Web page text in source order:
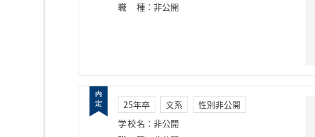
職種 ： 非公開
25年卒 文系
性別非公開
学校名 ： 非公開